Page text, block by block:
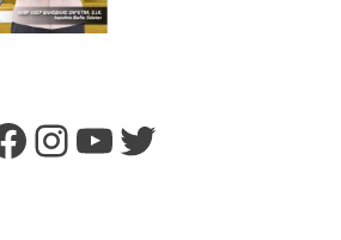
Instagram
YouTube
Twitter